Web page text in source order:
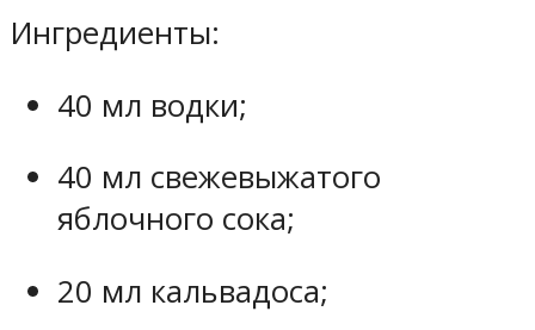
Ингредиенты:
40 мл водки;
40 мл свежевыжатого
яблочного сока;
20 мл кальвадоса;